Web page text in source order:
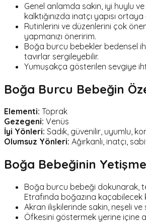
Genel anlamda sakin, iyi huylu
kalktığınızda inatçı yapısı
Rutinlerini ve düzenlerini çok
yapmanızı öneririm.
Boğa burcu bebekler bedensel
tavırlar sergileyebilir.
Yumuşakça gösterilen sevgiye
Boğa Burcu Bebeğin
Elementi: Toprak
Gezegeni: Venüs
İyi Yönleri: Sadık, güvenilir, uyumlu,
Olumsuz Yönleri: Ağırkanlı, inatçı,
Boğa Bebeğinin
Boğa burcu bebeği dokunarak,
Etrafında boğazına
Akran ilişkilerinde sakin, neşeli ve
Öfkesini göstermek yerine içine